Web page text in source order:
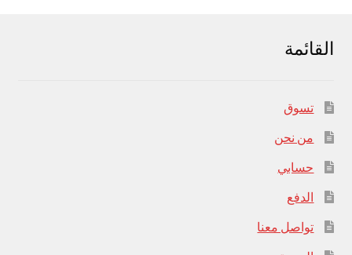
القائمة
تسوق
من نحن
حسابي
الدفع
تواصل معنا